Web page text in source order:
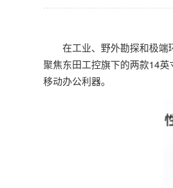
在工业、野外勘探和极端环
聚焦东田工控旗下的两款14
移动办公利器。